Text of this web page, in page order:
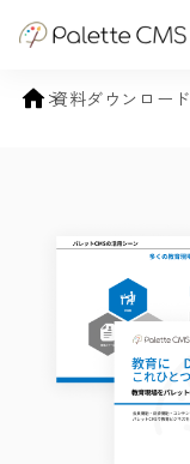
資料ダウンロード